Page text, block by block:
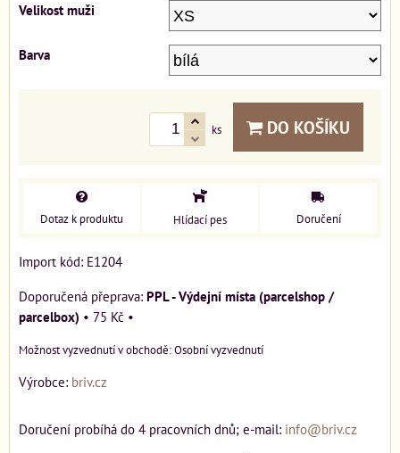
Velikost muži
Barva
ks DO KOŠÍKU
Dotaz k produktu Hlídací pes Doručení
Import kód: E1204
PPL - Výdejní místa (parcelshop /
parcelbox) • 75 Kč •
Osobní vyzvednutí
Výrobce: briv.cz
Doručení probíhá do 4 pracovních dnů; e-mail: info@briv.cz